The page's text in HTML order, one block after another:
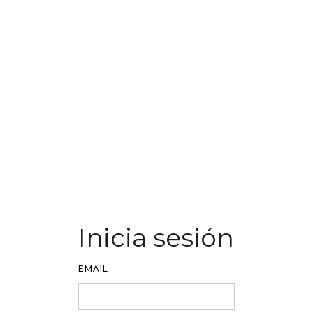
Inicia sesión
EMAIL